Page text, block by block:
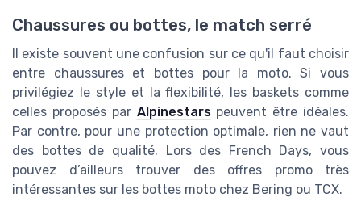
Chaussures ou bottes, le match serré
Il existe souvent une confusion sur ce qu'il faut choisir
entre chaussures et bottes pour la moto. Si vous
privilégiez le style et la flexibilité, les baskets comme
celles proposés par Alpinestarspeuvent être idéales.
Par contre, pour une protection optimale, rien ne vaut
des bottes de qualité. Lors des French Days, vous
pouvez d’ailleurs trouver des offres promo très
intéressantes sur les bottes moto chez Bering ou TCX.